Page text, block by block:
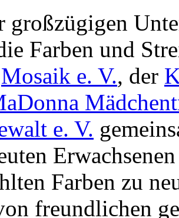
großzügigen
Farben und
Mosaik e. V., der
e. V.
Farben zu
freundlichen